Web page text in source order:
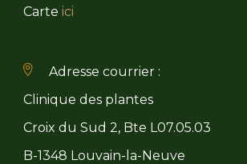
Carte ici
Adresse courrier :
Clinique des plantes
Croix du Sud 2, Bte L07.05.03
B-1348 Louvain-la-Neuve